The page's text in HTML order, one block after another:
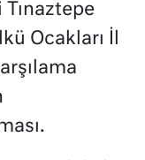
Ocakları İl